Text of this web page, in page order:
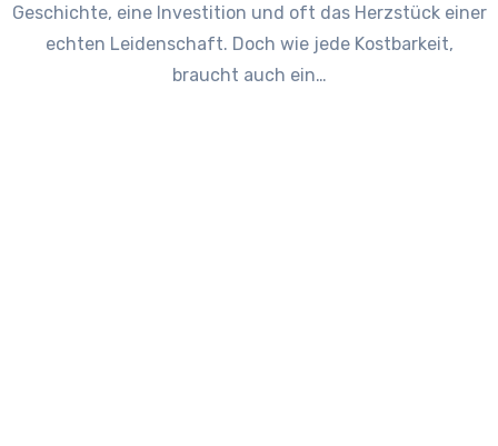
Geschichte, eine Investition und oft das Herzstück einer
echten Leidenschaft. Doch wie jede Kostbarkeit,
braucht auch ein…